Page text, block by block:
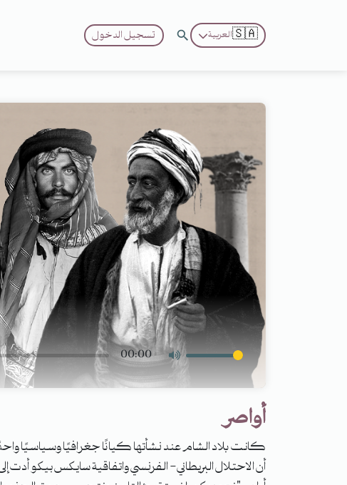
🇸🇦العربية تسجيل الدخول
00:00
أواصر
كانت بلاد الشام عند نشأتها كيانًا جغرافيًا وسياسيًا
أن الاحتلال البريطاني- الفرنسي واتفاقية سايكس بيكو